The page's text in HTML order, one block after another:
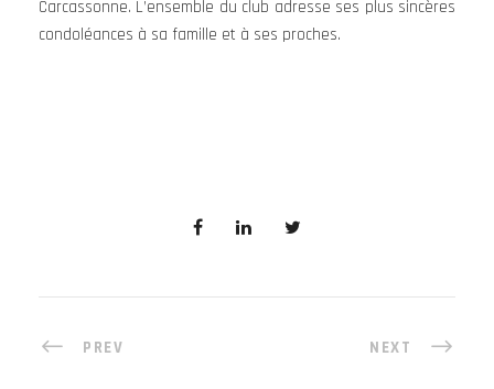
Carcassonne. L’ensemble du club adresse ses plus sincères
condoléances à sa famille et à ses proches.
PREV NEXT